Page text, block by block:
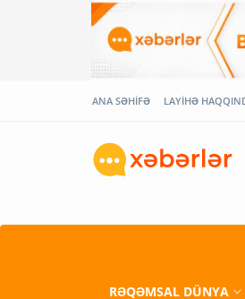
ANA SƏHİFƏ LAYİHƏ
RƏQƏMSAL DÜNYA